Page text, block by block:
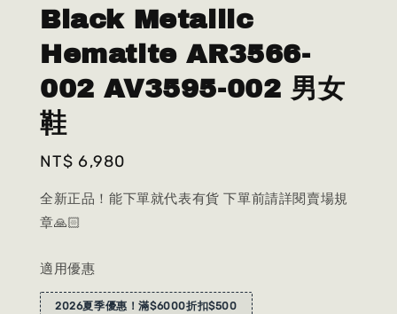
Black Metallic
Hematite AR3566-
002 AV3595-002 男女
鞋
Regular
NT$ 6,980
全新正品！能下單就代表有貨 下單前請詳閱賣場規
章🙏🏻
適用優惠
2026夏季優惠！滿$6000折扣$500